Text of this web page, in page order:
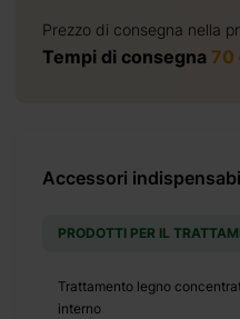
Prezzo di consegna nella
Tempi di consegna 70
Accessori
PRODOTTI PER IL
Trattamento legno
interno